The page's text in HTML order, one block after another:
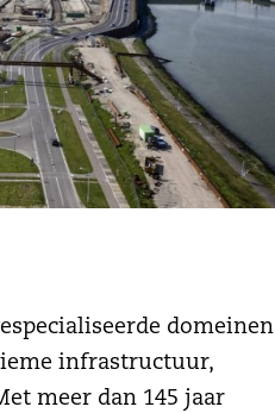
domeinen
infrastructuur,
meer dan 145 jaar